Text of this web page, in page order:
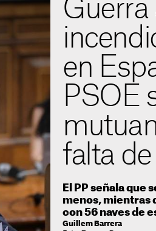
Guerra
en
PSOE
falta
El PP señala que
menos, mientras
con 56 naves de
Guillem Barrera